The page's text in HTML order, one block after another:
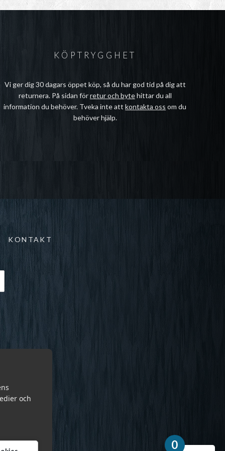
och
KÖPTRYGGHET
Vi ger dig 30 dagars öppet köp, så du har god tid på dig att
returnera. På sidan förretur och bytehittar du all
information du behöver. Tveka inte attkontakta oss om du
behöver hjälp.
KONTAKT
0